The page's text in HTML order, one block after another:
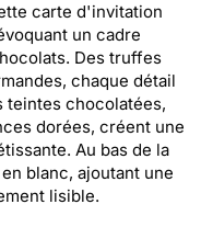
carte d'invitation
un cadre
Des truffes
chaque détail
teintes chocolatées,
dorées, créent une
Au bas de la
blanc, ajoutant une
lisible.